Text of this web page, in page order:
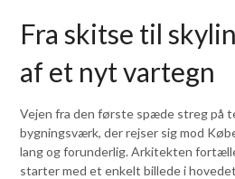
Fra skitse til
af et nyt vartegn
Vejen fra den første spæde streg
bygningsværk, der rejser sig mod
lang og forunderlig. Arkitekten
starter med et enkelt billede i